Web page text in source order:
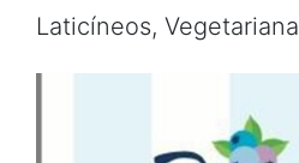
Laticíneos, Vegetariana